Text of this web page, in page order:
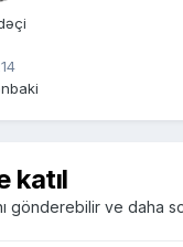
baki
katıl
gönderebilir ve daha